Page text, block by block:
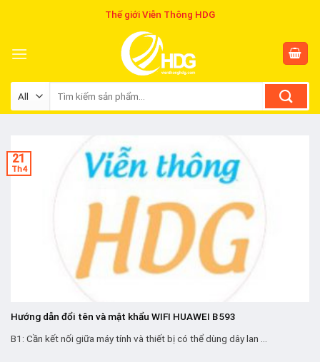
Thế giới Viễn Thông HDG
Hướng dẫn đổi tên và mật khẩu WIFI HUAWEI B593
B1: Cần kết nối giữa máy tính và thiết bị có thể dùng dây lan ...
21
Th4